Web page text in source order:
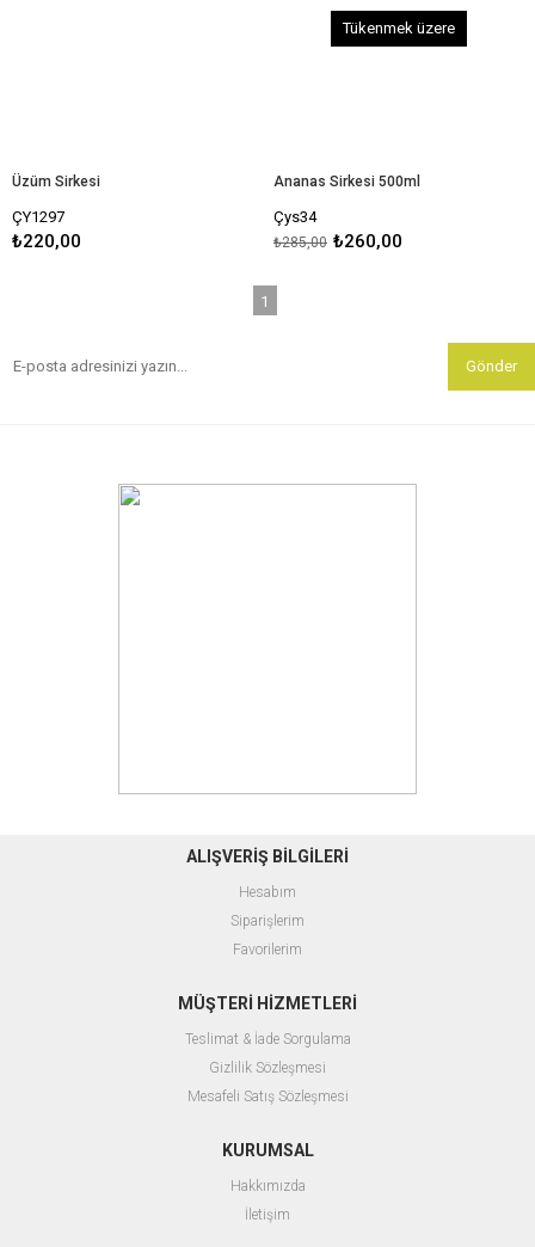
Üzüm Sirkesi
ÇY1297
₺220,00
Ananas Sirkesi 500ml
Çys34
₺260,00
₺285,00
Tükenmek üzere
1
Gönder
ALIŞVERİŞ BİLGİLERİ
Hesabım
Siparişlerim
Favorilerim
MÜŞTERİ HİZMETLERİ
Teslimat & İade Sorgulama
Gizlilik Sözleşmesi
Mesafeli Satış Sözleşmesi
KURUMSAL
Hakkımızda
İletişim